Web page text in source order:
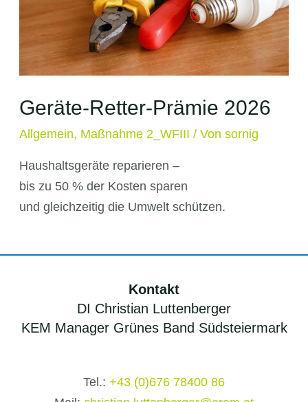
Geräte-Retter-Prämie 2026
Allgemein, Maßnahme 2_WFIII / Von sornig
Haushaltsgeräte reparieren –
bis zu 50 % der Kosten sparen
und gleichzeitig die Umwelt schützen.
Kontakt
DI Christian Luttenberger
KEM Manager Grünes Band Südsteiermark
Tel.: +43 (0)676 78400 86